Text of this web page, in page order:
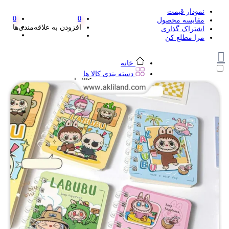
نمودار قیمت
مقایسه محصول
اشتراک گذاری
مرا مطلع کن
0
افزودن به علاقه‌مندی‌ها
0
خانه
دسته بندی کالا ها
دسته بندی کالا ها
لوازم تحریر و هنر
لوازم تحریر و هنر
مداد
پاک کن و غلط گیر
مداد تراش
اتود و نوک
روان نویس فانتزی
خودکار و خودکار فشاری
ماژیک ها
دفترچه یادداشت
استیکر
استیک نوت
خط کش و گونیا
کیف غذا
کوله پشتی
چسب
کاتر فانتزی
بوک مارک
ماشین حساب